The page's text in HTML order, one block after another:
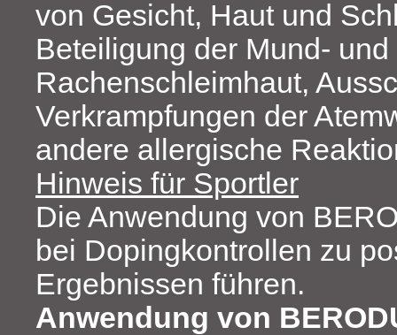
von Gesicht, Haut und
Beteiligung der Mund- und
Rachenschleimhaut,
Verkrampfungen der
andere allergische
Hinweis für Sportler
Die Anwendung von
bei Dopingkontrollen zu
Ergebnissen führen.
Anwendung von